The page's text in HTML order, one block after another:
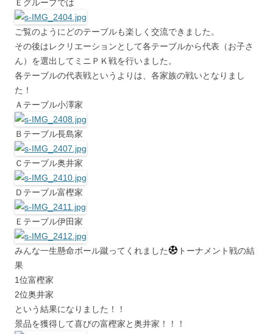
Ｅグループでは
ご覧のようにどのテーブルも楽しく交流できました。
その後はレクリエーションとして各テーブルから代表（お子さ
ん）を選出してミニＰＫ戦を行いました。
各テーブルの代表戦というよりは、各家族の戦いとなりまし
た！
Ａテーブル小澤家
Ｂテーブル長島家
Ｃテーブル奥井家
Ｄテーブル富樫家
Ｅテーブル伊田家
みんな一生懸命ボール蹴ってくれました
トーナメント戦の結
果
1位富樫家
2位奥井家
という結果になりました！！
景品を獲得して喜びの富樫家と奥井家！！！